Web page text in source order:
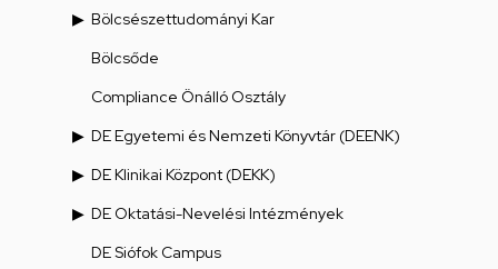
Bölcsészettudományi Kar
Bölcsőde
Compliance Önálló Osztály
DE Egyetemi és Nemzeti Könyvtár (DEENK)
DE Klinikai Központ (DEKK)
DE Oktatási-Nevelési Intézmények
DE Siófok Campus